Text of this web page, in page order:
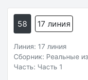
58 17 линия
Линия: 17 линия
Сборник: Реальные
Часть: Часть 1